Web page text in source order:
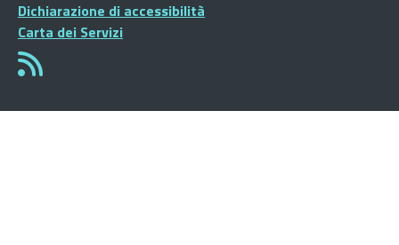
Dichiarazione di accessibilità
Carta dei Servizi